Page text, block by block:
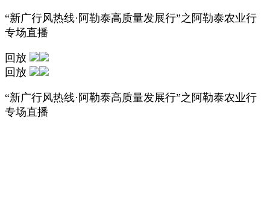
“新广行风热线·阿勒泰高质量发展行”之阿勒泰农业行
专场直播
回放
回放
“新广行风热线·阿勒泰高质量发展行”之阿勒泰农业行
专场直播